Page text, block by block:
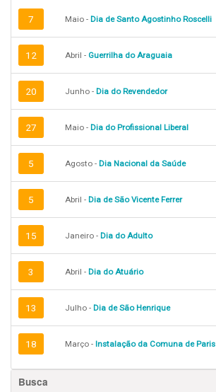
7 Maio - Dia de Santo Agostinho Roscelli
12 Abril - Guerrilha do Araguaia
20 Junho - Dia do Revendedor
27 Maio - Dia do Profissional Liberal
5 Agosto - Dia Nacional da Saúde
5 Abril - Dia de São Vicente Ferrer
15 Janeiro - Dia do Adulto
3 Abril - Dia do Atuário
13 Julho - Dia de São Henrique
18 Março - Instalação da Comuna de Paris
Busca